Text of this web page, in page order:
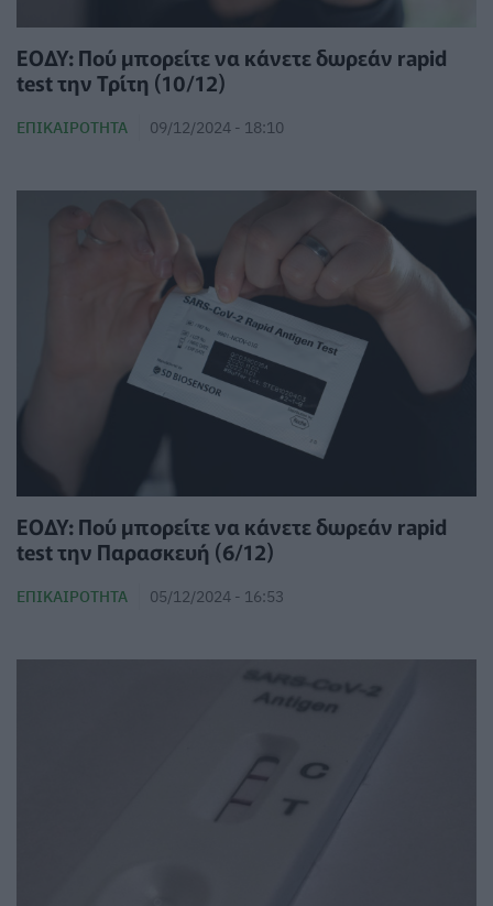
ΕΟΔΥ: Πού μπορείτε να κάνετε δωρεάν rapid
test την Τρίτη (10/12)
ΕΠΙΚΑΙΡΌΤΗΤΑ 09/12/2024 - 18:10
ΕΟΔΥ: Πού μπορείτε να κάνετε δωρεάν rapid
test την Παρασκευή (6/12)
ΕΠΙΚΑΙΡΌΤΗΤΑ 05/12/2024 - 16:53